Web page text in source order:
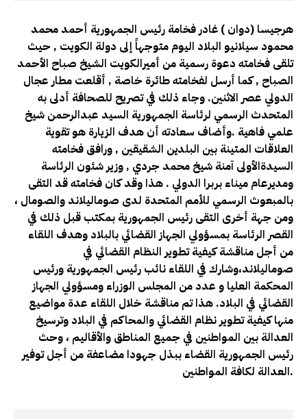
هرجيسا (دوان ) غادر فخامة رئيس الجمهورية أحمد محمد
محمود سيلانيو البلاد اليوم متوجهاً إلى دولة الكويت , حيث
تلقى فخامته دعوة رسمية من أميرالكويت الشيخ صباح الأحمد
الصباح , كما أرسل لفخامته طائرة خاصة , أقلعت مطار عجال
الدولي عصر الاثنين. وجاء ذلك في تصريح للصحافة أدلى به
المتحدث الرسمي لرئاسة الجمهورية السيد عبدالرحمن شيخ
علمي فاهية .وأضاف سعادته أن هدف الزيارة هو تقوية
العلاقات المتينة بين البلدين الشقيقين , ورافق فخامته
السيدةالأولى آمنة شيخ محمد جردي , وزير شئون الرئاسة
ومديرعام ميناء بربرا الدولي . هذا وقد كان فخامته قد التقى
بالمبعوث الرسمي للأمم المتحدة لدى صوماليلاند والصومال ،
ومن جهة أخرى التقى رئيس الجمهورية بمكتب قبل ذلك في
القصر الرئاسة بمسؤولي الجهاز القضائي بالبلاد وهدف اللقاء
من أجل مناقشة كيفية تطوير النظام القضائي في
صوماليلاند،وشارك في اللقاء نائب رئيس الجمهورية ورئيس
المحكمة العليا و عدد من المجلس الوزراء ومسؤولي الجهاز
القضائي في البلاد. هذا تم مناقشة خلال اللقاء عدة مواضيع
منها كيفية تطوير نظام القضائي والمحاكم في البلاد وترسيخ
العدالة بين المواطنين في جميع المناطق والأقاليم ، وحث
رئيس الجمهورية القضاء ببذل جهودا مضاعفة من أجل توفير
العدالة لكافة المواطنين.